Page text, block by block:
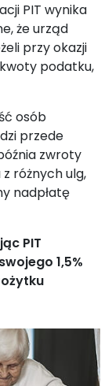
PIT wynika
że urząd
przy okazji
kwoty podatku,
osób
przede
zwroty
różnych ulg,
nadpłatę
PIT
1,5%